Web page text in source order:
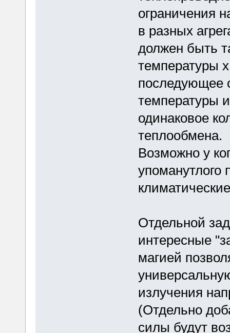
ограничения
в разных
должен быть
температуры
последующее
температуры
одинаковое
теплообмена.
Возможно у
упоманутлого
Отдельной
интересные
магией
излучения
(Отдельно
силы будут